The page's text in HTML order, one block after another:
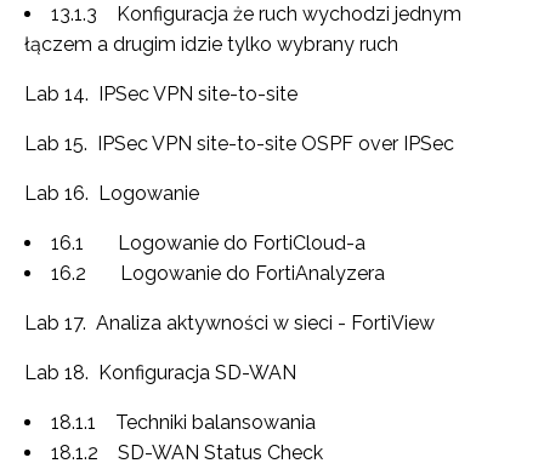
13.1.3 Konfiguracja że ruch wychodzi jednym
łączem a drugim idzie tylko wybrany ruch
Lab 14. IPSec VPN site-to-site
Lab 15. IPSec VPN site-to-site OSPF over IPSec
Lab 16. Logowanie
16.1 Logowanie do FortiCloud-a
16.2 Logowanie do FortiAnalyzera
Lab 17. Analiza aktywności w sieci - FortiView
Lab 18. Konfiguracja SD-WAN
18.1.1 Techniki balansowania
18.1.2 SD-WAN Status Check